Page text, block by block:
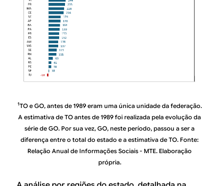
1TO e GO, antes de 1989 eram uma única unidade da federação.
A estimativa de TO antes de 1989 foi realizada pela evolução da
série de GO. Por sua vez, GO, neste período, passou a ser a
diferença entre o total do estado e a estimativa de TO. Fonte:
Relação Anual de Informações Sociais - MTE. Elaboração
própria.